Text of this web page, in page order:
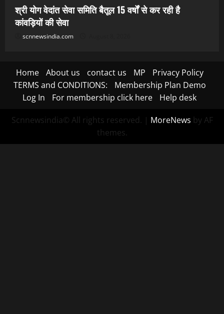
श्री योग वेदांत सेवा समिति बैतूल 15 वर्षों से कर रही है
कांवड़ियों की सेवा
scnnewsindia.com
Home About us contact us MP
Privacy Policy
TERMS and CONDITIONS:
Membership Plan Demo
Log In
For membership click here Help desk
Scnnewsindia© All rights reserved. | MoreNews by AF
themes.